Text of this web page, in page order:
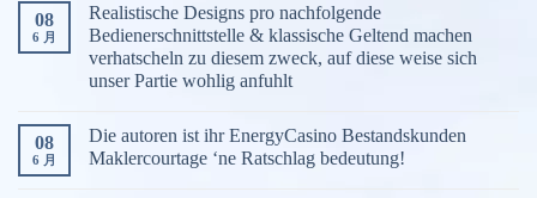
08
6 月
Realistische Designs pro nachfolgende
Bedienerschnittstelle & klassische Geltend machen
verhatscheln zu diesem zweck, auf diese weise sich
unser Partie wohlig anfuhlt
08
6 月
Die autoren ist ihr EnergyCasino Bestandskunden
Maklercourtage ‘ne Ratschlag bedeutung!